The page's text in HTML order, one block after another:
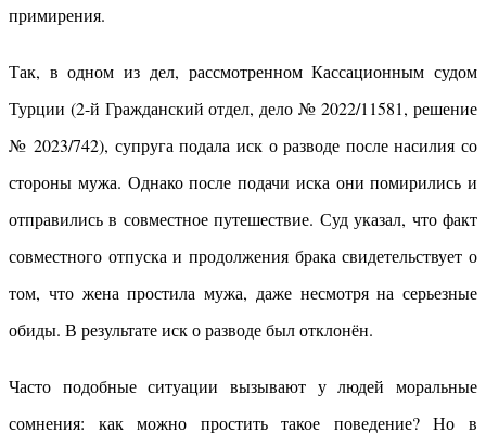
примирения.
Так, в одном из дел, рассмотренном Кассационным судом
Турции (2-й Гражданский отдел, дело № 2022/11581, решение
№ 2023/742), супруга подала иск о разводе после насилия со
стороны мужа. Однако после подачи иска они помирились и
отправились в совместное путешествие. Суд указал, что факт
совместного отпуска и продолжения брака свидетельствует о
том, что жена простила мужа, даже несмотря на серьезные
обиды. В результате иск о разводе был отклонён.
Часто подобные ситуации вызывают у людей моральные
сомнения: как можно простить такое поведение? Но в